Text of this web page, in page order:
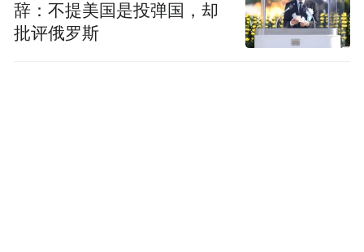
辞：不提美国是投弹国，却
批评俄罗斯